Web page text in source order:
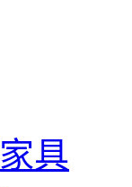
具